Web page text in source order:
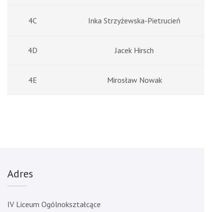
4C Inka Strzyżewska-Pietrucień
4D Jacek Hirsch
4E Mirosław Nowak
Adres
IV Liceum Ogólnokształcące